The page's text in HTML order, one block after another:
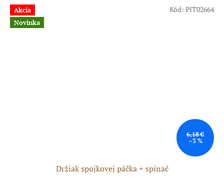
Akcia
Novinka
6,18 €
–3 %
Držiak spojkovej páčka + spínač
Kód: PIT02664